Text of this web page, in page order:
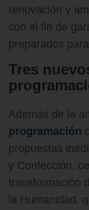
renovación y
con el fin de
preparados
Tres
Además de la
programación
propuestas
y Confección,
transformación
la Humanidad,